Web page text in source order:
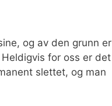
og av den grunn er
for oss er det
slettet, og man